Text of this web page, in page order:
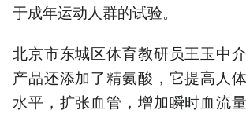
于成年运动人群的试验。
北京市东城区体育教研员王玉中
产品还添加了精氨酸，它提高人
水平，扩张血管，增加瞬时血流